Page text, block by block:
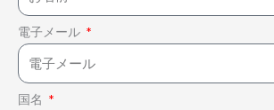
電子メール
国名